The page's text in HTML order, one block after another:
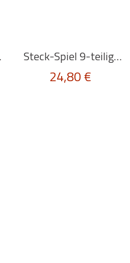
Steck-Spiel 9-teilig “VEGGIES” von Le Toy Van
24,80€